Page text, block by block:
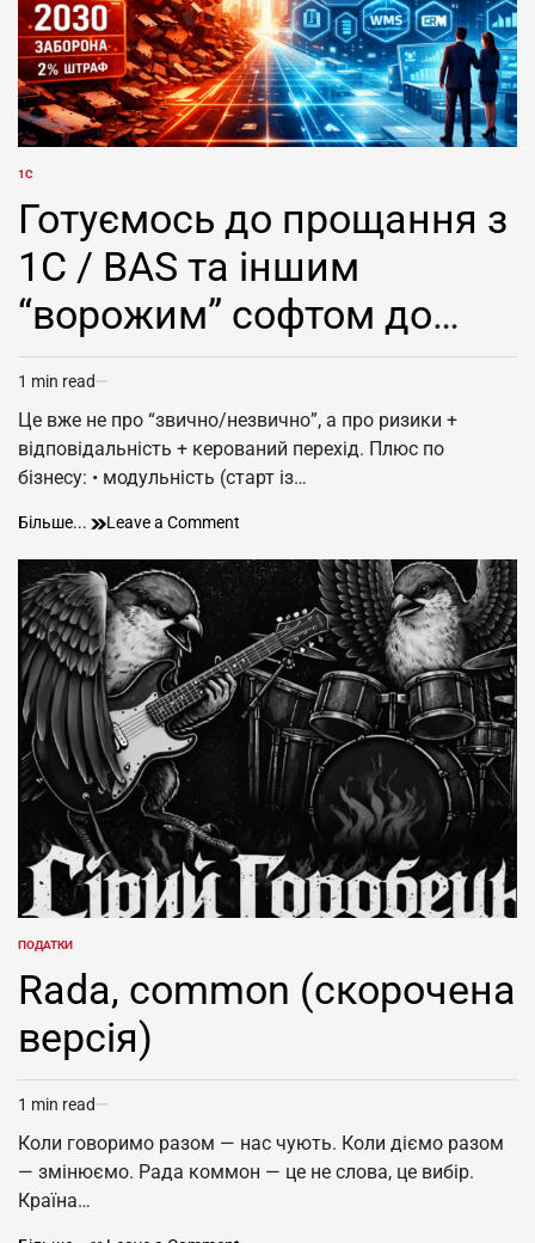
POSTED
1С
Готуємось до прощання з
1С / BAS та іншим
“ворожим” софтом до
2030 року
Estimated
read
time
1 min read
Це вже не про “звично/незвично”, а про ризики +
відповідальність + керований перехід. Плюс по
бізнесу: • модульність (старт із…
Більше... Готуємось
прощання
з
1С
/
BAS
та
іншим
“ворожим”
софтом
до
2030
року
Leave a Comment
до
прощання
1С
/
BAS
та
іншим
“ворожим”
софтом
до
року
POSTED
ПОДАТКИ
Rada, common (скорочена
версія)
Estimated
read
time
1 min read
Коли говоримо разом — нас чують. Коли діємо разом
— змінюємо. Рада коммон — це не слова, це вибір.
Країна…